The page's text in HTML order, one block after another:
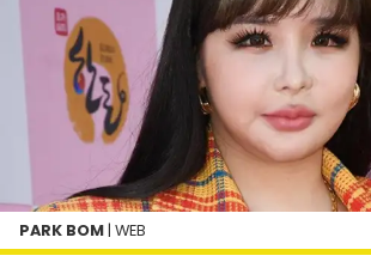
PARK BOM | WEB